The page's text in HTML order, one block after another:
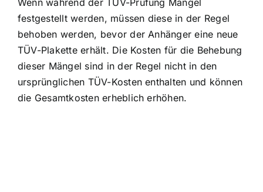
festgestellt werden, müssen diese in der Regel
behoben werden, bevor der Anhänger eine neue
TÜV-Plakette erhält. Die Kosten für die Behebung
dieser Mängel sind in der Regel nicht in den
ursprünglichen TÜV-Kosten enthalten und können
die Gesamtkosten erheblich erhöhen.